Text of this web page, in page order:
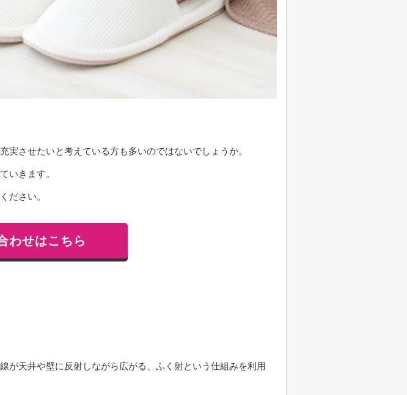
させたいと考えている方も多いのではないでしょうか。
いきます。
ださい。
わせはこちら
が天井や壁に反射しながら広がる、ふく射という仕組みを利用